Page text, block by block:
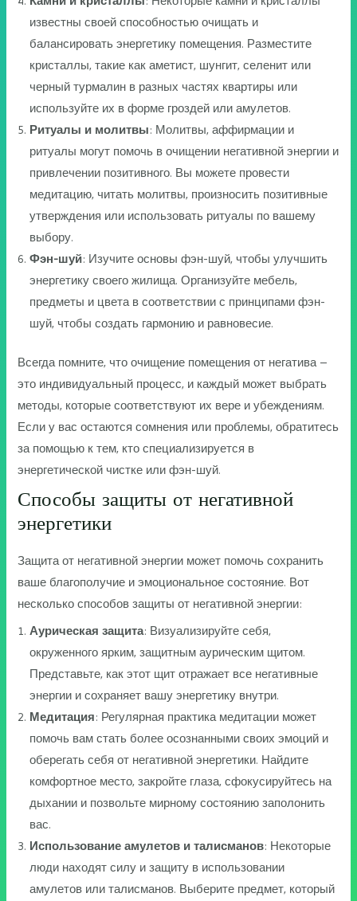
известны своей способностью очищать и
балансировать энергетику помещения. Разместите
кристаллы, такие как аметист, шунгит, селенит или
черный турмалин в разных частях квартиры или
используйте их в форме гроздей или амулетов.
Ритуалы и молитвы: Молитвы, аффирмации и
ритуалы могут помочь в очищении негативной энергии и
привлечении позитивного. Вы можете провести
медитацию, читать молитвы, произносить позитивные
утверждения или использовать ритуалы по вашему
выбору.
Фэн-шуй: Изучите основы фэн-шуй, чтобы улучшить
энергетику своего жилища. Организуйте мебель,
предметы и цвета в соответствии с принципами фэн-
шуй, чтобы создать гармонию и равновесие.
Всегда помните, что очищение помещения от негатива –
это индивидуальный процесс, и каждый может выбрать
методы, которые соответствуют их вере и убеждениям.
Если у вас остаются сомнения или проблемы, обратитесь
за помощью к тем, кто специализируется в
энергетической чистке или фэн-шуй.
Способы защиты от негативной
энергетики
Защита от негативной энергии может помочь сохранить
ваше благополучие и эмоциональное состояние. Вот
несколько способов защиты от негативной энергии:
Аурическая защита: Визуализируйте себя,
окруженного ярким, защитным аурическим щитом.
Представьте, как этот щит отражает все негативные
энергии и сохраняет вашу энергетику внутри.
Медитация: Регулярная практика медитации может
помочь вам стать более осознанными своих эмоций и
оберегать себя от негативной энергетики. Найдите
комфортное место, закройте глаза, сфокусируйтесь на
дыхании и позвольте мирному состоянию заполонить
вас.
Использование амулетов и талисманов: Некоторые
люди находят силу и защиту в использовании
амулетов или талисманов. Выберите предмет, который